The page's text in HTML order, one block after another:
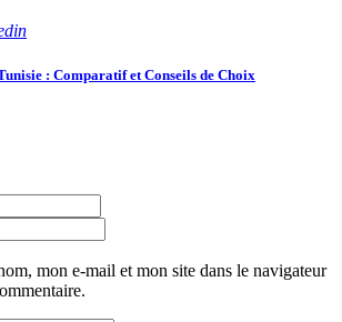
: Comparatif et Conseils de Choix
mon e-mail et mon site dans le navigateur